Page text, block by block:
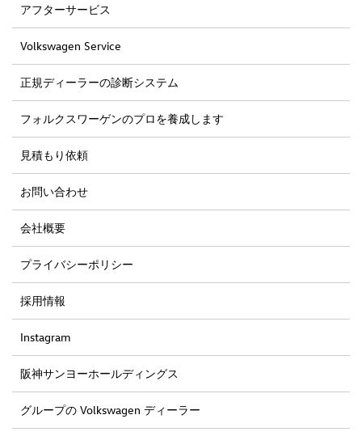
アフターサービス
Volkswagen Service
正規ディーラーの診断システム
フォルクスワーゲンのプロを養成します
見積もり依頼
お問い合わせ
会社概要
プライバシーポリシー
採用情報
Instagram
阪神サンヨーホールディングス
グループの Volkswagen ディーラー